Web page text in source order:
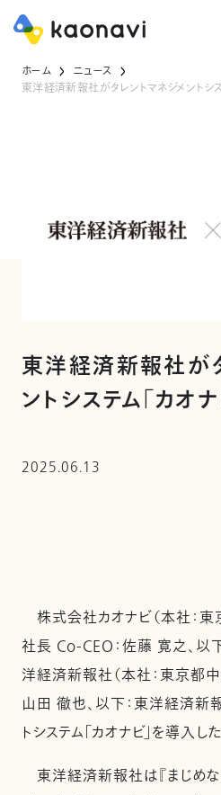
ホーム
ニュース
東洋経済新報社がタレントマネジメントシス
東洋経済新報社が
ントシステム「カオ
2025.06.13
株式会社カオナビ（本社：
社長 Co-CEO：佐藤 寛之、以
洋経済新報社（本社：東京都
山田 徹也、以下：東洋経済新
トシステム「カオナビ」を導入し
東洋経済新報社は『まじめな